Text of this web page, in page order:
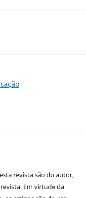
revista são do autor,
Em virtude da